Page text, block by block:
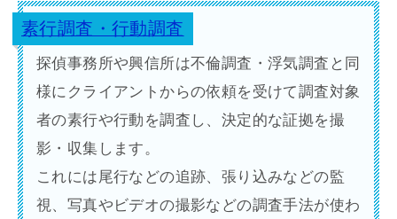
素行調査・行動調査
探偵事務所や興信所は不倫調査・浮気調査と同
様にクライアントからの依頼を受けて調査対象
者の素行や行動を調査し、決定的な証拠を撮
影・収集します。
これには尾行などの追跡、張り込みなどの監
視、写真やビデオの撮影などの調査手法が使わ